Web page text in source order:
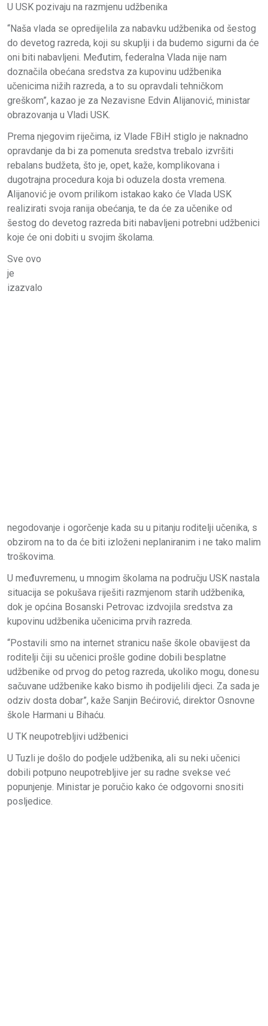
U USK pozivaju na razmjenu udžbenika
“Naša vlada se opredijelila za nabavku udžbenika od šestog
do devetog razreda, koji su skuplji i da budemo sigurni da će
oni biti nabavljeni. Međutim, federalna Vlada nije nam
doznačila obećana sredstva za kupovinu udžbenika
učenicima nižih razreda, a to su opravdali tehničkom
greškom”, kazao je za Nezavisne Edvin Alijanović, ministar
obrazovanja u Vladi USK.
Prema njegovim riječima, iz Vlade FBiH stiglo je naknadno
opravdanje da bi za pomenuta sredstva trebalo izvršiti
rebalans budžeta, što je, opet, kaže, komplikovana i
dugotrajna procedura koja bi oduzela dosta vremena.
Alijanović je ovom prilikom istakao kako će Vlada USK
realizirati svoja ranija obećanja, te da će za učenike od
šestog do devetog razreda biti nabavljeni potrebni udžbenici
koje će oni dobiti u svojim školama.
Sve ovo
je
izazvalo
negodovanje i ogorčenje kada su u pitanju roditelji učenika, s
obzirom na to da će biti izloženi neplaniranim i ne tako malim
troškovima.
U međuvremenu, u mnogim školama na području USK nastala
situacija se pokušava riješiti razmjenom starih udžbenika,
dok je općina Bosanski Petrovac izdvojila sredstva za
kupovinu udžbenika učenicima prvih razreda.
“Postavili smo na internet stranicu naše škole obavijest da
roditelji čiji su učenici prošle godine dobili besplatne
udžbenike od prvog do petog razreda, ukoliko mogu, donesu
sačuvane udžbenike kako bismo ih podijelili djeci. Za sada je
odziv dosta dobar”, kaže Sanjin Bećirović, direktor Osnovne
škole Harmani u Bihaću.
U TK neupotrebljivi udžbenici
U Tuzli je došlo do podjele udžbenika, ali su neki učenici
dobili potpuno neupotrebljive jer su radne svekse već
popunjenje. Ministar je poručio kako će odgovorni snositi
posljedice.